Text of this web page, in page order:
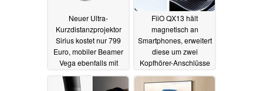
Neuer Ultra-
Kurzdistanzprojektor
Sirius kostet nur 799
Euro, mobiler Beamer
Vega ebenfalls mit
Akku
23.07.2025
FiiO QX13 hält
magnetisch an
Smartphones, erweitert
diese um zwei
Kopfhörer-Anschlüsse
und 900 mW Verstärker
17.07.2025